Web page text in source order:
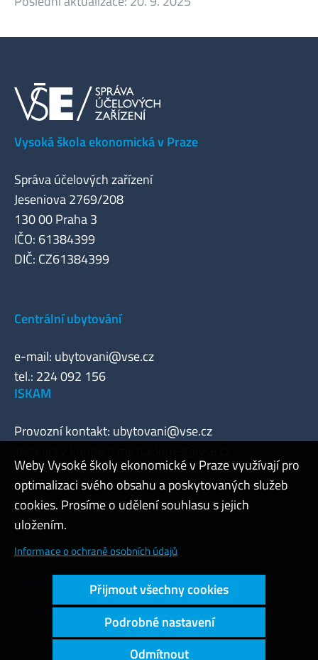
Vysoká škola ekonomická v Praze
Správa účelových zařízení
Jeseniova 2769/208
130 00 Praha 3
IČO: 61384399
DIČ: CZ61384399
Centrální ubytování
e-mail: ubytovani@vse.cz
tel.: 224 092 156
ISKAM
Provozní kontakt: ubytovani@vse.cz
Admin
Cookies a ochrana osobních údajů
Přístupnost webu
Vysoký kontrast
Copyright © 2000 - 2026 Vysoká škola ekonomická v Praze
Weby Vysoké školy ekonomické v Praze využívají pro
optimalizaci svého obsahu a poskytovaných služeb
cookies. Prosíme o udělení souhlasu s jejich
uložením.
Informace o ochraně osobních údajů
Přijmout všechny cookies
Podrobné nastavení
Odmítnout